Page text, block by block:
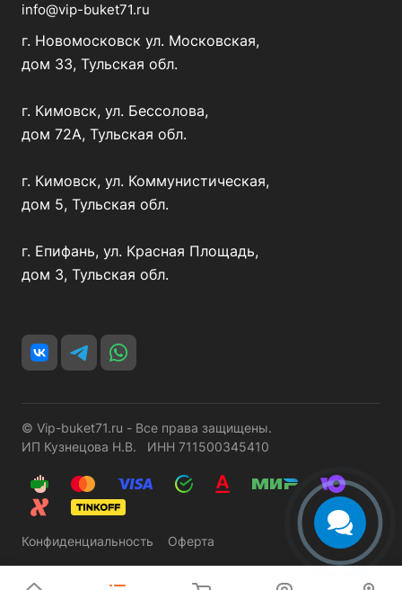
info@vip-buket71.ru
г. Новомосковск ул. Московская,
дом 33, Тульская обл.
г. Кимовск, ул. Бессолова,
дом 72А, Тульская обл.
г. Кимовск, ул. Коммунистическая,
дом 5, Тульская обл.
г. Епифань, ул. Красная Площадь,
дом 3, Тульская обл.
© Vip-buket71.ru - Все права защищены.
ИП Кузнецова Н.В. ИНН 711500345410
Конфиденциальность Оферта